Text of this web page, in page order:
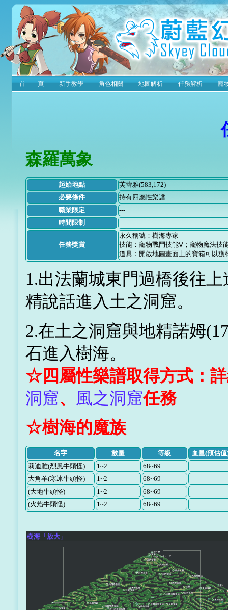
首 頁 新手教學 角色相關 地圖解析 任務解析 寵
森羅萬象
起始地點
芙蕾雅(583,172)
必要條件
持有四屬性樂譜
職業限定
---
時間限制
---
任務獎賞
永久稱號：樹海專家
技能：寵物戰鬥技能Ⅴ；寵物魔法技
道具：開啟地圖畫面上的寶箱可以
1.出法蘭城東門過橋後往
精說話進入土之洞窟。
2.在土之洞窟與地精諾姆
石進入樹海。
☆四屬性樂譜取得方式：
洞窟、 風之洞窟任務
☆樹海的魔族
名字 數量 等級
血量(預估
莉迪雅(烈風牛頭怪)
1~2
68~69
大角羊(寒冰牛頭怪)
1~2
68~69
(大地牛頭怪)
1~2
68~69
(火焰牛頭怪)
1~2 68~69
樹海「放大」